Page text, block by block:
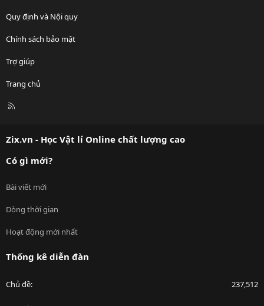
Quy định và Nội quy
Chính sách bảo mật
Trợ giúp
Trang chủ
R
Zix.vn - Học Vật lí Online chất lượng cao
Có gì mới?
Bài viết mới
Dòng thời gian
Hoạt động mới nhất
Thống kê diễn đàn
Chủ đề 237,512